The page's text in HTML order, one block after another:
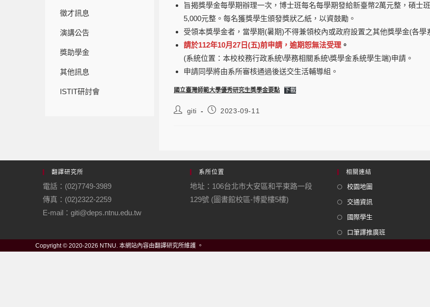
徵才訊息
演講公告
獎助學金
其他訊息
ISTIT研討會
旨揭獎學金每學期辦理一次，博士班每名每學期發給新臺幣2萬元整，碩士
5,000元整。每名獲獎學生頒發獎狀乙紙，以資鼓勵。
受領本獎學金者，當學期(暑期)不得兼領校內或政府設置之其他獎學金(各學
請於112年10月27日(五)前申請，逾期恕無法受理 。
(系統位置：本校校務行政系統\學務相關系統\獎學金系統學生端)申請。
申請同學將由系所審核通過後送交生活輔導組。
國立臺灣師範大學優秀研究生獎學金要點 下載
giti 2023-09-11
翻譯研究所
電話：(02)7749-3989
傳真：(02)2322-2259
E-mail：giti@deps.ntnu.edu.tw
系所位置
地址：106台北市大安區和平東路一段
129號 (圖書館校區-博愛樓5樓)
相關連結
校園地圖
交通資訊
國際學生
口筆譯推廣班
Copyright © 2020-2026 NTNU. 本網站內容由翻譯研究所維護 。